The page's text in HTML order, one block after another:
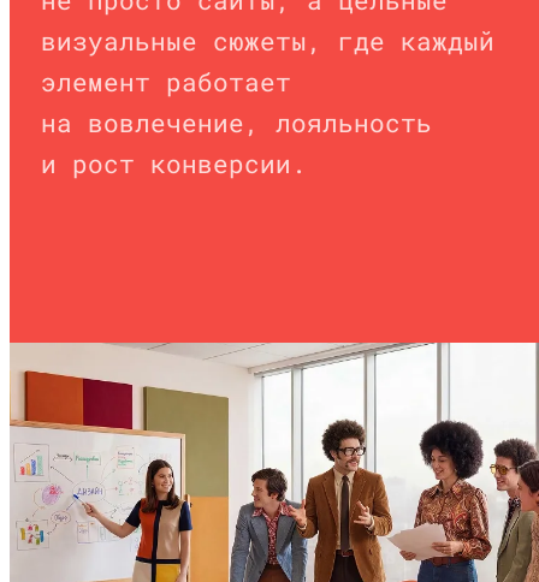
визуальные сюжеты, где каждый
элемент работает
на вовлечение, лояльность
и рост конверсии.